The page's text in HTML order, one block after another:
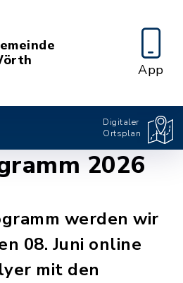
App
Digitaler
Ortsplan
2026
werden wir
08. Juni online
mit den